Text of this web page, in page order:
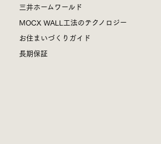
三井ホームワールド
MOCX WALL工法のテクノロジー
お住まいづくりガイド
長期保証